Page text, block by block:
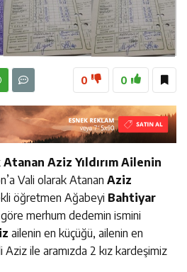
0
0
Aziz Yıldırım Ailenin
Vali olarak Atanan Aziz
öğretmen Ağabeyi Bahtiyar
göre merhum dedemin ismini
ailenin en küçüğü, ailenin en
ile aramızda 2 kız kardeşimiz